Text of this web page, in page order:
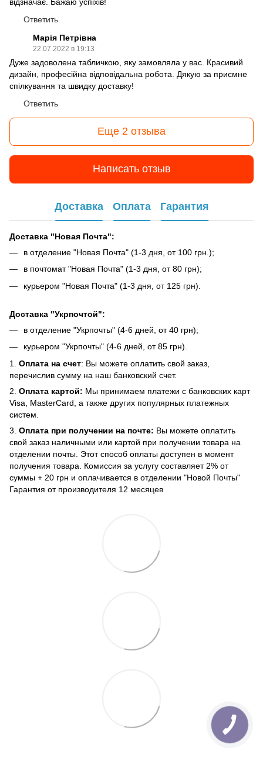
Ответить
Марія Петрівна
22.07.2022 в 19:13
Дуже задоволена табличкою, яку замовляла у вас. Красивий
дизайн, професійна відповідальна робота. Дякую за приємне
спілкування та швидку доставку!
Ответить
Еще 2 отзыва
Написать отзыв
Доставка Оплата Гарантия
Доставка "Новая Почта":
в отделение "Новая Почта" (1-3 дня, от 100 грн.);
в почтомат "Новая Почта" (1-3 дня, от 80 грн);
курьером "Новая Почта" (1-3 дня, от 125 грн).
Доставка "Укрпочтой":
в отделение "Укрпочты" (4-6 дней, от 40 грн);
курьером "Укрпочты" (4-6 дней, от 85 грн).
1. Оплата на счет: Вы можете оплатить свой заказ,
перечислив сумму на наш банковский счет.
2. Оплата картой: Мы принимаем платежи с банковских карт
Visa, MasterCard, а также других популярных платежных
систем.
3. Оплата при получении на почте: Вы можете оплатить
свой заказ наличными или картой при получении товара на
отделении почты. Этот способ оплаты доступен в момент
получения товара. Комиссия за услугу составляет 2% от
суммы + 20 грн и оплачивается в отделении "Новой Почты"
Гарантия от производителя 12 месяцев